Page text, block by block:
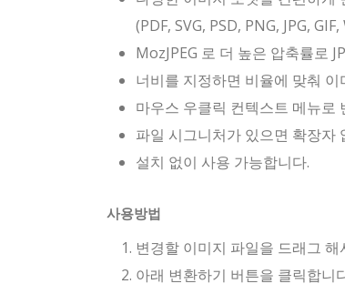
(PDF, SVG, PSD, PNG, JPG,
MozJPEG 로 더 높은 압축률로
너비를 지정하면 비율에 맞춰
마우스 우클릭 컨텍스트 메뉴로
파일 시그니처가 있으면 확장자
설치 없이 사용 가능합니다.
사용방법
변경할 이미지 파일을 드래그
아래 변환하기 버튼을 클릭합니